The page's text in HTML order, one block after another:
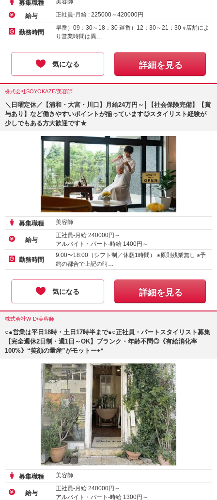
募集職種 美容師
給与 正社員-月給 : 225000～420000円
勤務時間
早番）09：30～18：30 遅番）12：30～21：30 ※店舗によ
り営業時間は異…
気になる 詳細を見る
株式会社SOYOKAZE/美容師
＼日曜定休／【浦和・大宮・川口】月給24万円～│【社会保険完備】【賞
与あり】など働きやすいポイントが揃っています◎スタイリスト経験が
少しでもある方大歓迎です★
募集職種 美容師
給与
正社員-月給 240000円～
アルバイト・パート-時給 1400円～
勤務時間
9:00〜18:00（シフト制／休憩1時間） ※原則残業無し ※予
約の都合で上記の時…
気になる 詳細を見る
株式会社W-D/美容師
○●営業は平日18時・土日17時半まで●○正社員・パートスタイリスト募集
【完全週休2日制・週1日～OK】ブランク・年齢不問◎《有給消化率
100%》“笑顔の量産”がモットー+*
募集職種 美容師
給与
正社員-月給 240000円～
アルバイト・パート-時給 1300円～